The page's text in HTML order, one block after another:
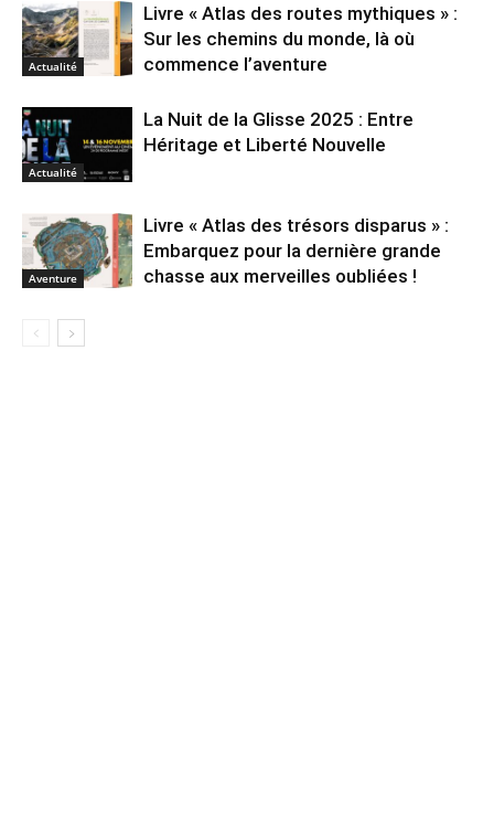
Actualité
Livre « Atlas des routes mythiques » :
Sur les chemins du monde, là où
commence l’aventure
Actualité
La Nuit de la Glisse 2025 : Entre
Héritage et Liberté Nouvelle
Aventure
Livre « Atlas des trésors disparus » :
Embarquez pour la dernière grande
chasse aux merveilles oubliées !